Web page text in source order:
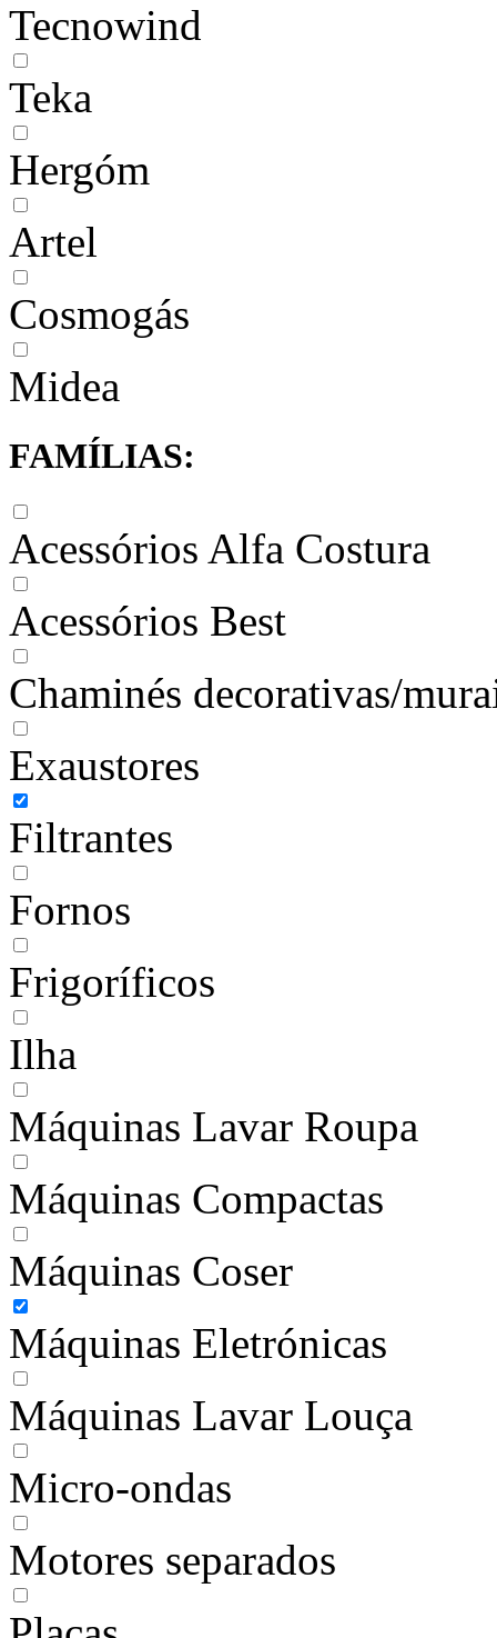
Tecnowind
Teka
Hergóm
Artel
Cosmogás
Midea
FAMÍLIAS:
Acessórios Alfa Costura
Acessórios Best
Chaminés decorativas/
Exaustores
Filtrantes
Fornos
Frigoríficos
Ilha
Máquinas Lavar Roupa
Máquinas Compactas
Máquinas Coser
Máquinas Eletrónicas
Máquinas Lavar Louça
Micro-ondas
Motores separados